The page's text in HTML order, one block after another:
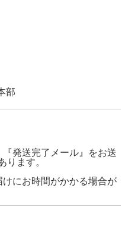
部
発送完了メール』をお送
ります。
にお時間がかかる場合が